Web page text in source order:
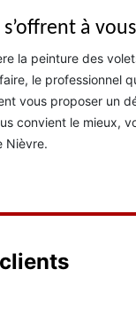
à
la peinture des
le professionnel
vous proposer un
convient le mieux,
Nièvre.